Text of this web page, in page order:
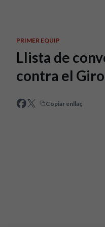
PRIMER EQUIP
Llista de
contra el
Copiar enllaç